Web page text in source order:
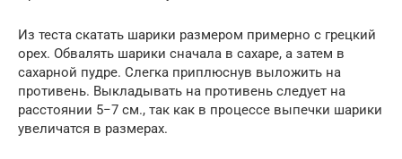
Из теста скатать шарики размером примерно с грецкий
орех. Обвалять шарики сначала в сахаре, а затем в
сахарной пудре. Слегка приплюснув выложить на
противень. Выкладывать на противень следует на
расстоянии 5−7 см., так как в процессе выпечки шарики
увеличатся в размерах.